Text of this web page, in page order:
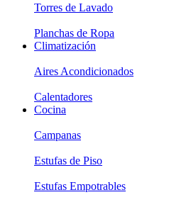
Torres de Lavado
Planchas de Ropa
Climatización
Aires Acondicionados
Calentadores
Cocina
Campanas
Estufas de Piso
Estufas Empotrables